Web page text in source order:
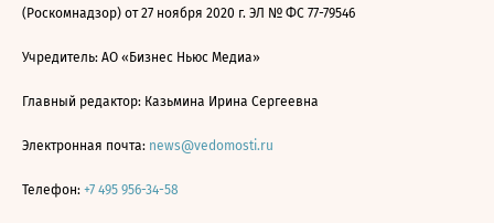
(Роскомнадзор) от 27 ноября 2020 г. ЭЛ № ФС 77-79546
Учредитель: АО «Бизнес Ньюс Медиа»
Главный редактор: Казьмина Ирина Сергеевна
Электронная почта: news@vedomosti.ru
Телефон: +7 495 956-34-58